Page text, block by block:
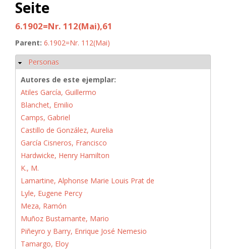
Seite
6.1902=Nr. 112(Mai),61
Parent: 6.1902=Nr. 112(Mai)
Ocultar
Personas
Autores de este ejemplar:
Atiles García, Guillermo
Blanchet, Emilio
Camps, Gabriel
Castillo de González, Aurelia
García Cisneros, Francisco
Hardwicke, Henry Hamilton
K., M.
Lamartine, Alphonse Marie Louis Prat de
Lyle, Eugene Percy
Meza, Ramón
Muñoz Bustamante, Mario
Piñeyro y Barry, Enrique José Nemesio
Tamargo, Eloy